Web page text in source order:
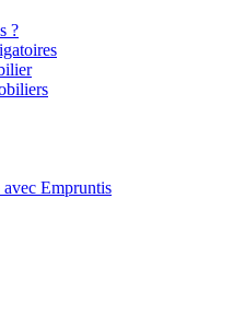
?
Empruntis